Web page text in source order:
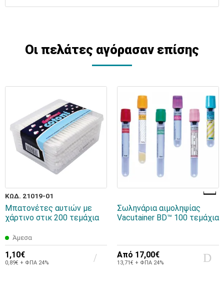
Οι πελάτες αγόρασαν επίσης
ΚΩΔ. 21019-01
Μπατονέτες αυτιών με
χάρτινο στικ 200 τεμάχια
Άμεσα
1,10€
0,89€ + ΦΠΑ 24%
Σωληνάρια αιμοληψίας
Vacutainer BD™ 100 τεμάχια
Από 17,00€
13,71€ + ΦΠΑ 24%